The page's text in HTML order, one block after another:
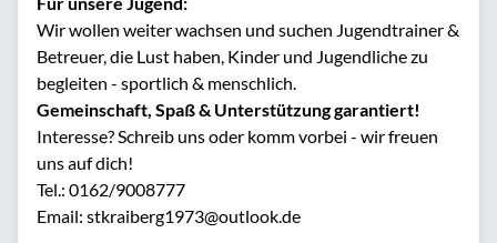
Wir wollen weiter wachsen und suchen Jugendtrainer &
Betreuer, die Lust haben, Kinder und Jugendliche zu
begleiten - sportlich & menschlich.
Gemeinschaft, Spaß & Unterstützung garantiert!
Interesse? Schreib uns oder komm vorbei - wir freuen
uns auf dich!
Tel.: 0162/9008777
Email: stkraiberg1973@outlook.de